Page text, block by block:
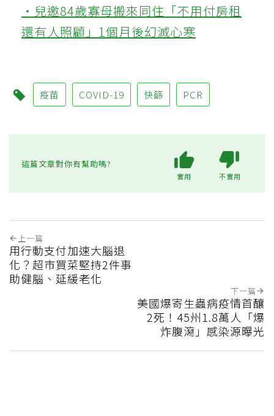
‧兒邀84歲寡母搬來同住「不用付房租
還有人照顧」1個月後幻滅心寒
疫苗 COVID-19 快篩 PCR
這篇文章對你有幫助嗎?
實用 不實用
上一篇
用行動支付加速大腦退
化？超市買菜堅持2件事
助健腦、延緩老化
下一篇
美國爆寄生蟲病疫情首釀
2死！45州1.8萬人「爆
炸腹瀉」感染源曝光